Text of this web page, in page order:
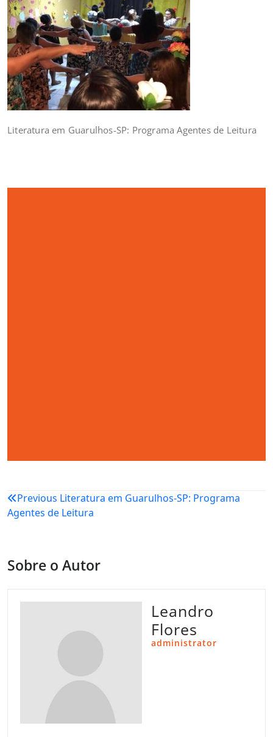
Literatura em Guarulhos-SP: Programa Agentes de Leitura
Navegação
de
Previous Literatura em Guarulhos-SP: Programa
Agentes de Leitura
Sobre o Autor
Leandro
Flores
administrator